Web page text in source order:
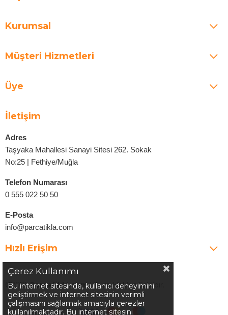
Kurumsal
Müşteri Hizmetleri
Üye
İletişim
Adres
Taşyaka Mahallesi Sanayi Sitesi 262. Sokak
No:25 | Fethiye/Muğla
Telefon Numarası
0 555 022 50 50
E-Posta
info@parcatikla.com
Hızlı Erişim
©2025Parcatikla.com| Tüm Hakları Saklıdır.
Çerez Kullanımı
Bu internet sitesinde, kullanıcı deneyimini
geliştirmek ve internet sitesinin verimli
çalışmasını sağlamak amacıyla çerezler
kullanılmaktadır. Bu internet sitesini